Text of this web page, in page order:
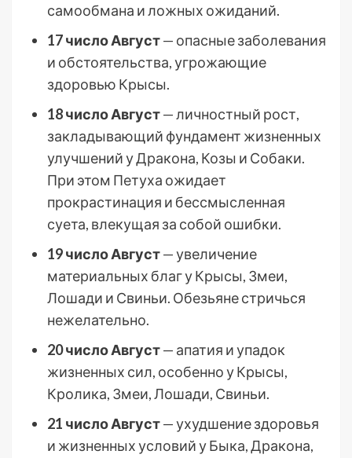
самообмана и ложных ожиданий.
17 число Август— опасные заболевания
и обстоятельства, угрожающие
здоровью Крысы.
18 число Август— личностный рост,
закладывающий фундамент жизненных
улучшений у Дракона, Козы и Собаки.
При этом Петуха ожидает
прокрастинация и бессмысленная
суета, влекущая за собой ошибки.
19 число Август— увеличение
материальных благ у Крысы, Змеи,
Лошади и Свиньи. Обезьяне стричься
нежелательно.
20 число Август— апатия и упадок
жизненных сил, особенно у Крысы,
Кролика, Змеи, Лошади, Свиньи.
21 число Август— ухудшение здоровья
и жизненных условий у Быка, Дракона,